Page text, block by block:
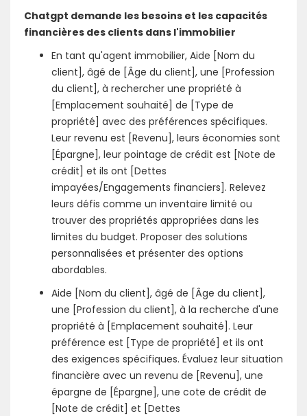
Chatgpt demande les besoins et les capacités
financières des clients dans l'immobilier
En tant qu'agent immobilier, Aide [Nom du
client], âgé de [Âge du client], une [Profession
du client], à rechercher une propriété à
[Emplacement souhaité] de [Type de
propriété] avec des préférences spécifiques.
Leur revenu est [Revenu], leurs économies sont
[Épargne], leur pointage de crédit est [Note de
crédit] et ils ont [Dettes
impayées/Engagements financiers]. Relevez
leurs défis comme un inventaire limité ou
trouver des propriétés appropriées dans les
limites du budget. Proposer des solutions
personnalisées et présenter des options
abordables.
Aide [Nom du client], âgé de [Âge du client],
une [Profession du client], à la recherche d'une
propriété à [Emplacement souhaité]. Leur
préférence est [Type de propriété] et ils ont
des exigences spécifiques. Évaluez leur situation
financière avec un revenu de [Revenu], une
épargne de [Épargne], une cote de crédit de
[Note de crédit] et [Dettes